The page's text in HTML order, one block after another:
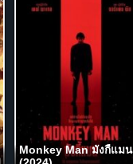
Monkey Man มังกี้แมน